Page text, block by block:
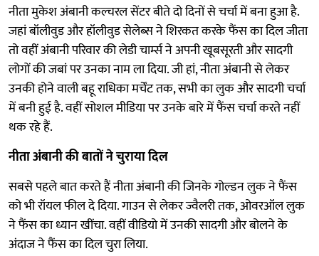
नीता मुकेश अंबानी कल्चरल सेंटर बीते दो दिनों से चर्चा में बना हुआ है.
जहां बॉलीवुड और हॉलीवुड सेलेब्स ने शिरकत करके फैंस का दिल जीता
तो वहीं अंबानी परिवार की लेडी चार्म्स ने अपनी खूबसूरती और सादगी
लोगों की जबां पर उनका नाम ला दिया. जी हां, नीता अंबानी से लेकर
उनकी होने वाली बहू राधिका मर्चेंट तक, सभी का लुक और सादगी चर्चा
में बनी हुई है. वहीं सोशल मीडिया पर उनके बारे में फैंस चर्चा करते नहीं
थक रहे हैं.
नीता अंबानी की बातों ने चुराया दिल
सबसे पहले बात करते हैं नीता अंबानी की जिनके गोल्डन लुक ने फैंस
को भी रॉयल फील दे दिया. गाउन से लेकर ज्वैलरी तक, ओवरऑल लुक
ने फैंस का ध्यान खींचा. वहीं वीडियो में उनकी सादगी और बोलने के
अंदाज ने फैंस का दिल चुरा लिया.